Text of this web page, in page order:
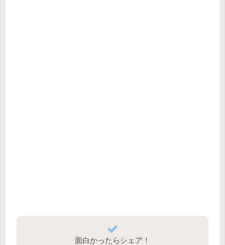
面白かったらシェア！